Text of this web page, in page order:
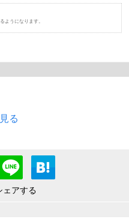
ようになります。
る
ェアする